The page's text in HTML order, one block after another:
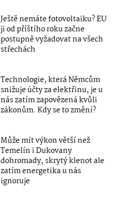
Ještě nemáte fotovoltaiku? EU
ji od příštího roku začne
postupně vyžadovat na všech
střechách
Technologie, která Němcům
snižuje účty za elektřinu, je u
nás zatím zapovězená kvůli
zákonům. Kdy se to změní?
Může mít výkon větší než
Temelín i Dukovany
dohromady, skrytý klenot ale
zatím energetika u nás
ignoruje